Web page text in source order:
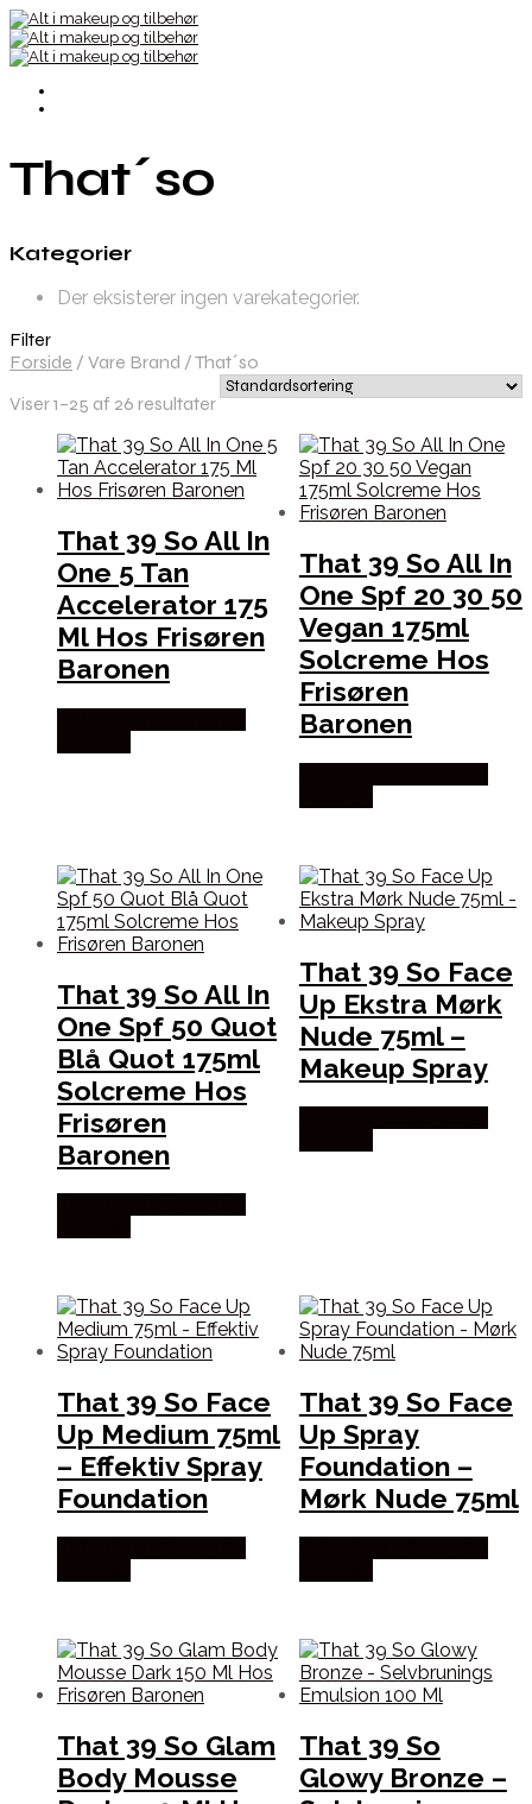
That´so
Kategorier
Der eksisterer ingen varekategorier.
Filter
Forside / Vare Brand /That´so
Viser 1–25 af 26 resultater
That 39 So All In
One 5 Tan
Accelerator 175
Ml Hos Frisøren
Baronen
That 39 So All In
One Spf 20 30 50
Vegan 175ml
Solcreme Hos
Frisøren
Baronen
That 39 So All In
One Spf 50 Quot
Blå Quot 175ml
Solcreme Hos
Frisøren
Baronen
That 39 So Face
Up Ekstra Mørk
Nude 75ml –
Makeup Spray
That 39 So Face
Up Medium 75ml
– Effektiv Spray
Foundation
That 39 So Face
Up Spray
Foundation –
Mørk Nude 75ml
That 39 So Glam
Body Mousse
That 39 So
Glowy Bronze –